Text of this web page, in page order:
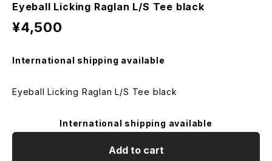
Eyeball Licking Raglan L/S Tee black
¥4,500
International shipping available
Eyeball Licking Raglan L/S Tee black
International shipping available
Add to cart